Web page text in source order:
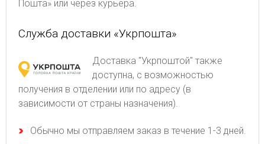
Пошта» или через курьера.
Служба доставки «Укрпошта»
Доставка "Укрпоштой" также
доступна, с возможностью
получения в отделении или по адресу (в
зависимости от страны назначения).
Обычно мы отправляем заказ в течение 1-3 дней.